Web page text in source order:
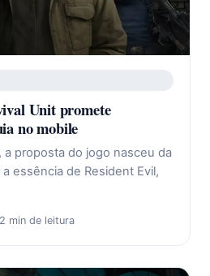
Unit promete
no mobile
a proposta do jogo nasceu da
essência de Resident Evil,
2 min de leitura